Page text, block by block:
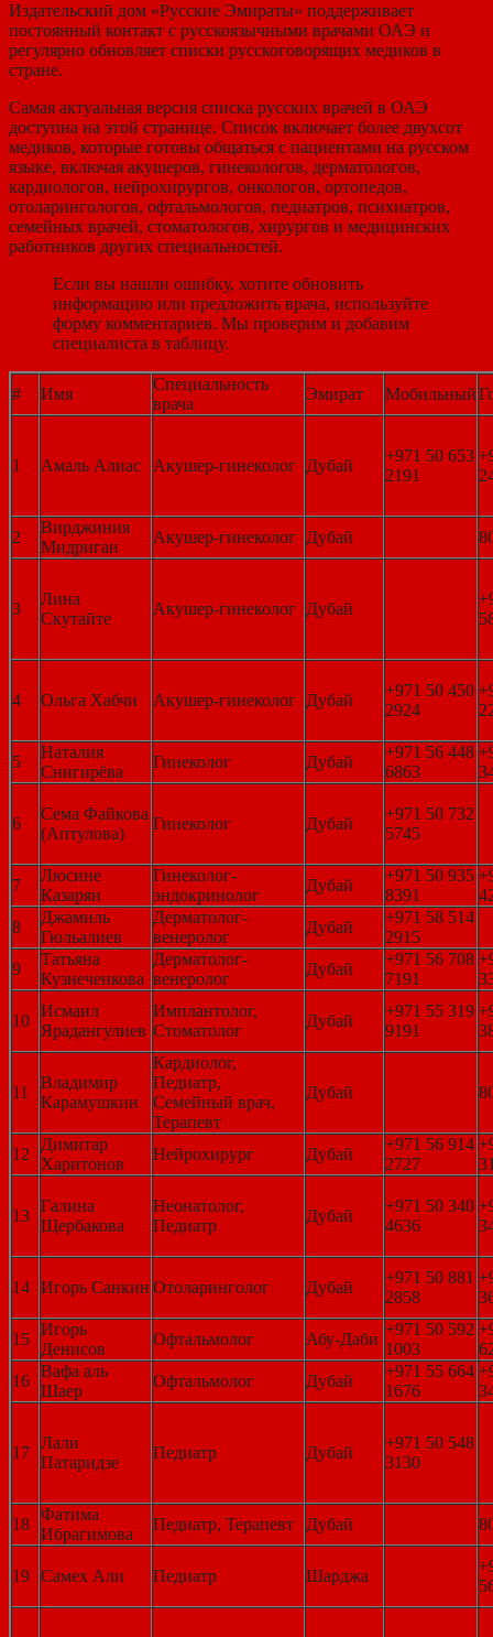
Издательский дом «Русские Эмираты» поддерживает
постоянный контакт с русскоязычными врачами ОАЭ и
регулярно обновляет списки русскоговорящих медиков в
стране.
Самая актуальная версия списка русских врачей в ОАЭ
доступна на этой странице. Список включает более двухсот
медиков, которые готовы общаться с пациентами на русском
языке, включая акушеров, гинекологов, дерматологов,
кардиологов, нейрохирургов, онкологов, ортопедов,
отоларингологов, офтальмологов, педиатров, психиатров,
семейных врачей, стоматологов, хирургов и медицинских
работников других специальностей.
Если вы нашли ошибку, хотите обновить
информацию или предложить врача, используйте
форму комментариев. Мы проверим и добавим
специалиста в таблицу.
# Имя
Специальность
врача
Эмират Мобильный
1 Амаль Алиас Акушер-гинеколог Дубай
+971 50 653
2191
2
Вирджиния
Мидриган
Акушер-гинеколог Дубай
3
Лина
Скутайте
Акушер-гинеколог Дубай
4 Ольга Хабчи Акушер-гинеколог Дубай
+971 50 450
2924
5
Наталия
Снигирёва
Гинеколог Дубай
+971 56 448
6863
6
Сема Файкова
(Аптулова)
Гинеколог Дубай
+971 50 732
5745
7
Люсине
Казарян
Гинеколог-
эндокринолог
Дубай
+971 50 935
8391
8
Джамиль
Гюльалиев
Дерматолог-
венеролог
Дубай
+971 58 514
2915
9
Татьяна
Кузнеченкова
Дерматолог-
венеролог
Дубай
+971 56 708
7191
10
Исмаил
Ярадангулиев
Имплантолог,
Стоматолог
Дубай
+971 55 319
9191
11
Владимир
Карамушкин
Кардиолог,
Педиатр,
Семейный врач,
Терапевт
Дубай
12
Димитар
Харитонов
Нейрохирург Дубай
+971 56 914
2727
13
Галина
Щербакова
Неонатолог,
Педиатр
Дубай
+971 50 340
4636
14 Игорь Санкин Отоларинголог Дубай
+971 50 881
2858
15
Игорь
Денисов
Офтальмолог Абу-Даби
+971 50 592
1003
16
Вафа аль
Шаер
Офтальмолог Дубай
+971 55 664
1676
17
Лали
Патаридзе
Педиатр Дубай
+971 50 548
3130
18
Фатима
Ибрагимова
Педиатр, Терапевт Дубай
19 Самех Али Педиатр Шарджа